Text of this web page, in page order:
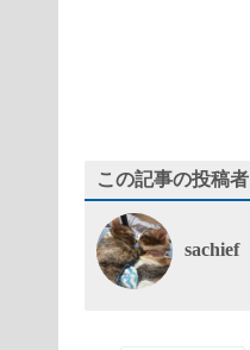
この記事の投稿者
sachief